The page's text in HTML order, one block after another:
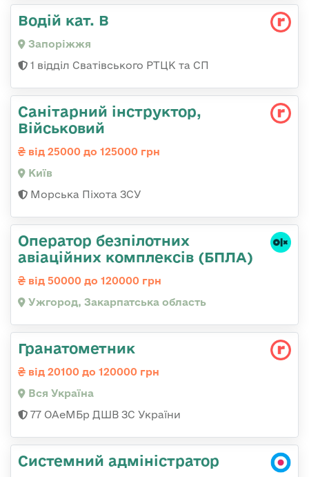
Водій кат. В
Запоріжжя
1 відділ Сватівського РТЦК та СП
Санітарний інструктор,
Військовий
від 25000 до 125000 грн
Київ
Морська Піхота ЗСУ
Оператор безпілотних
авіаційних комплексів (БПЛА)
від 50000 до 120000 грн
Ужгород, Закарпатська область
Гранатометник
від 20100 до 120000 грн
Вся Україна
77 ОАеМБр ДШВ ЗС України
Системний адміністратор